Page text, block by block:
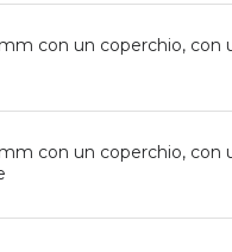
con un coperchio, con
con un coperchio, con